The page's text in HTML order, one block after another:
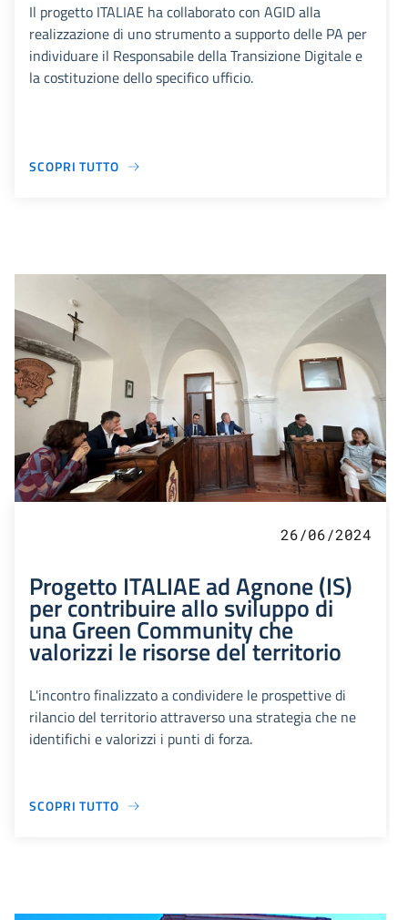
Il progetto ITALIAE ha collaborato con AGID alla
realizzazione di uno strumento a supporto delle PA per
individuare il Responsabile della Transizione Digitale e
la costituzione dello specifico ufficio.
SCOPRI TUTTO
26/06/2024
Progetto ITALIAE ad Agnone (IS)
per contribuire allo sviluppo di
una Green Community che
valorizzi le risorse del territorio
L'incontro finalizzato a condividere le prospettive di
rilancio del territorio attraverso una strategia che ne
identifichi e valorizzi i punti di forza.
SCOPRI TUTTO